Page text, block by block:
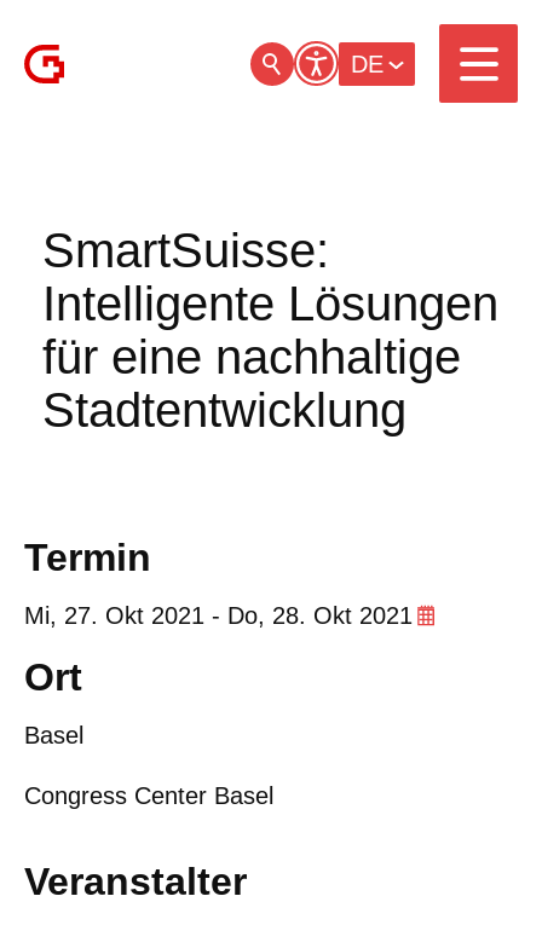
DE
SmartSuisse:
Intelligente Lösungen
für eine nachhaltige
Stadtentwicklung
Termin
Mi, 27. Okt 2021 - Do, 28. Okt 2021
Ort
Basel
Congress Center Basel
Veranstalter